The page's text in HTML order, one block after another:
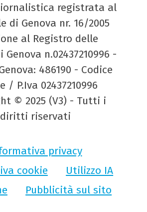
registrata al
di Genova nr. 16/2005
al Registro delle
Genova n.02437210996 -
486190 - Codice
/ P.Iva 02437210996
© 2025 (V3) - Tutti i
diritti riservati
privacy
cookie
Utilizzo IA
Pubblicità sul sito